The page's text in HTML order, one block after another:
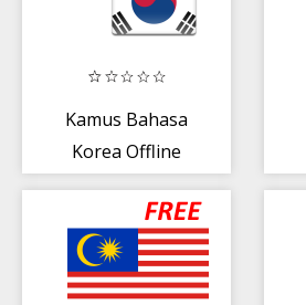
Kamus Bahasa
Korea Offline